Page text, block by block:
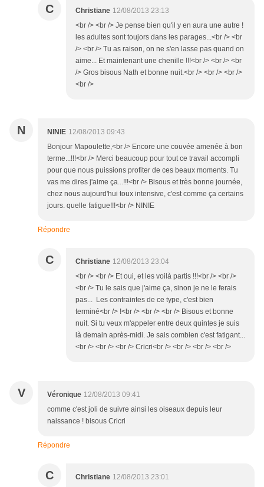
C Christiane 12/08/2013 23:13
<br /> <br /> Je pense bien qu'il y en aura une autre !
les adultes sont toujors dans les parages...<br /> <br
/> <br /> Tu as raison, on ne s'en lasse pas quand on
aime... Et maintenant une chenille !!!<br /> <br /> <br
/> Gros bisous Nath et bonne nuit.<br /> <br /> <br />
<br />
N NINIE 12/08/2013 09:43
Bonjour Mapoulette,<br /> Encore une couvée amenée à bon
terme...!!!<br /> Merci beaucoup pour tout ce travail accompli
pour que nous puissions profiter de ces beaux moments. Tu
vas me dires j'aime ça...!!!<br /> Bisous et très bonne journée,
chez nous aujourd'hui toux intensive, c'est comme ça certains
jours. quelle fatigue!!!<br /> NINIE
Répondre
C Christiane 12/08/2013 23:04
<br /> <br /> Et oui, et les voilà partis !!!<br /> <br />
<br /> Tu le sais que j'aime ça, sinon je ne le ferais
pas... Les contraintes de ce type, c'est bien
terminé<br /> !<br /> <br /> <br /> Bisous et bonne
nuit. Si tu veux m'appeler entre deux quintes je suis
là demain après-midi. Je sais combien c'est fatigant...
<br /> <br /> <br /> Cricri<br /> <br /> <br /> <br />
V Véronique 12/08/2013 09:41
comme c'est joli de suivre ainsi les oiseaux depuis leur
naissance ! bisous Cricri
Répondre
C Christiane 12/08/2013 23:01